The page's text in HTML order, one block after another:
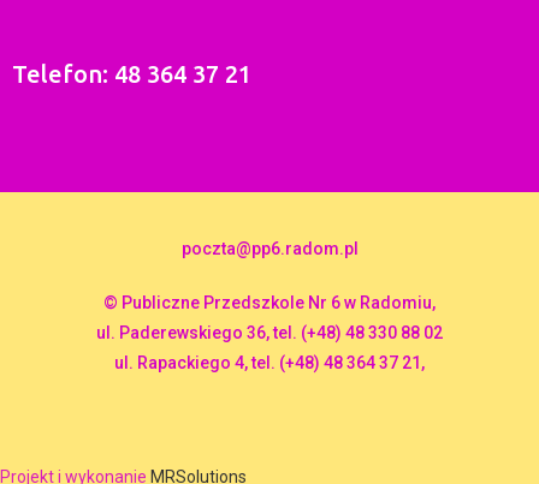
Telefon: 48 364 37 21
poczta@pp6.radom.pl
© Publiczne Przedszkole Nr 6 w Radomiu,
ul. Paderewskiego 36, tel. (+48) 48 330 88 02
ul. Rapackiego 4, tel. (+48) 48 364 37 21,
Projekt i wykonanie MRSolutions